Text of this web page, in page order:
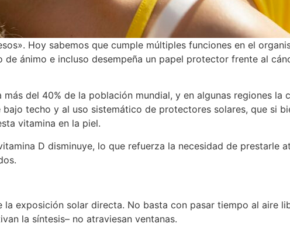
Hoy sabemos que cumple múltiples funciones en el
ánimo e incluso desempeña un papel protector frente al
del 40% de la población mundial, y en algunas regiones la
techo y al uso sistemático de protectores solares, que si
vitamina en la piel.
D disminuye, lo que refuerza la necesidad de prestarle
exposición solar directa. No basta con pasar tiempo al aire
la síntesis– no atraviesan ventanas.